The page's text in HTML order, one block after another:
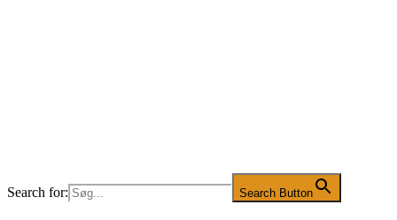
Search for: Search Button